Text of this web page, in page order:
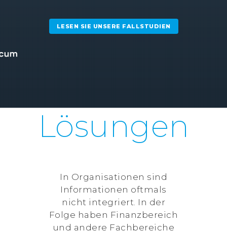
LESEN SIE UNSERE FALLSTUDIEN
Lösungen
In Organisationen sind
Informationen oftmals
nicht integriert. In der
Folge haben Finanzbereich
und andere Fachbereiche